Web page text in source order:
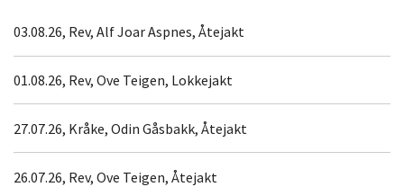
03.08.26, Rev, Alf Joar Aspnes, Åtejakt
01.08.26, Rev, Ove Teigen, Lokkejakt
27.07.26, Kråke, Odin Gåsbakk, Åtejakt
26.07.26, Rev, Ove Teigen, Åtejakt